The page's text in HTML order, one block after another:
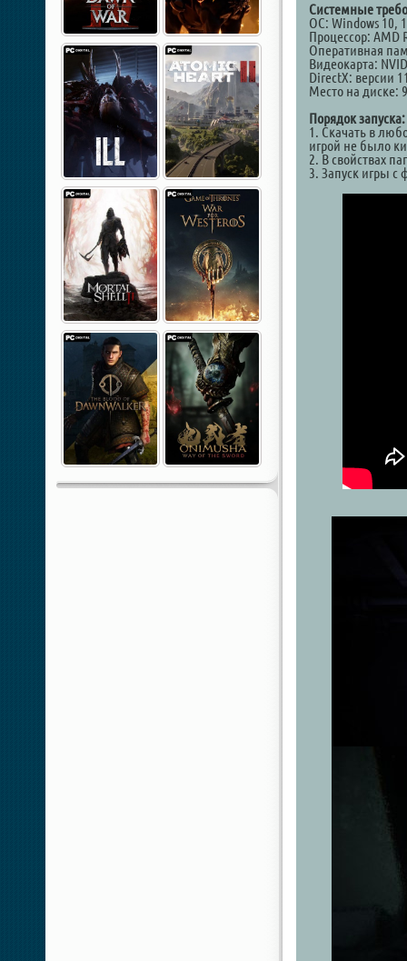
Системные
ОС: Windows 10,
Процессор: AMD
Оперативная
Видеокарта:
DirectX: версии
Место на диске:
Порядок запуска:
1. Скачать в
игрой не было
2. В свойствах
3. Запуск игры с